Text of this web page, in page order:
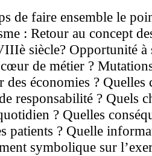
de faire ensemble le
: Retour au concept
siècle? Opportunité à
de métier ?
des économies ?
responsabilité ? Quels
? Quelles
patients ? Quelle
symbolique sur